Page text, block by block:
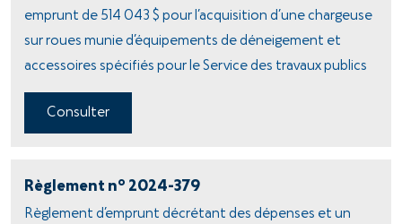
emprunt de 514 043 $ pour l’acquisition d’une chargeuse
sur roues munie d’équipements de déneigement et
accessoires spécifiés pour le Service des travaux publics
Consulter
Règlement no 2024-379
Règlement d’emprunt décrétant des dépenses et un